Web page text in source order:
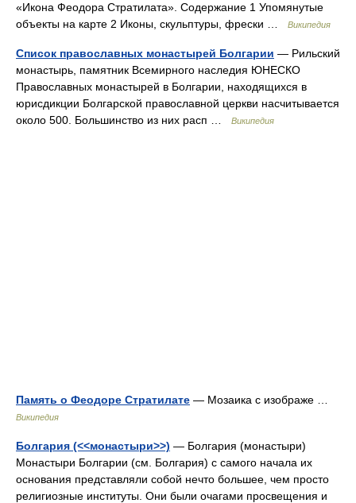
«Икона Феодора Стратилата». Содержание 1 Упомянутые
объекты на карте 2 Иконы, скульптуры, фрески …
Википедия
Список православных монастырей Болгарии — Рильский
монастырь, памятник Всемирного наследия ЮНЕСКО
Православных монастырей в Болгарии, находящихся в
юрисдикции Болгарской православной церкви насчитывается
около 500. Большинство из них расп …
Википедия
Память о Феодоре Стратилате — Мозаика с изображе …
Википедия
Болгария (<<монастыри>>) — Болгария (монастыри)
Монастыри Болгарии (см. Болгария) с самого начала их
основания представляли собой нечто большее, чем просто
религиозные институты. Они были очагами просвещения и